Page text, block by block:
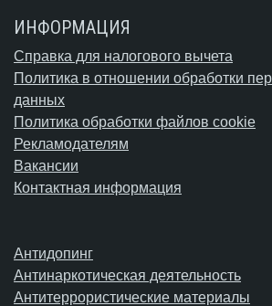
ИНФОРМАЦИЯ
Справка для налогового вычета
Политика в отношении обработки
данных
Политика обработки файлов cookie
Рекламодателям
Вакансии
Контактная информация
Антидопинг
Антинаркотическая деятельность
Антитеррористические материалы